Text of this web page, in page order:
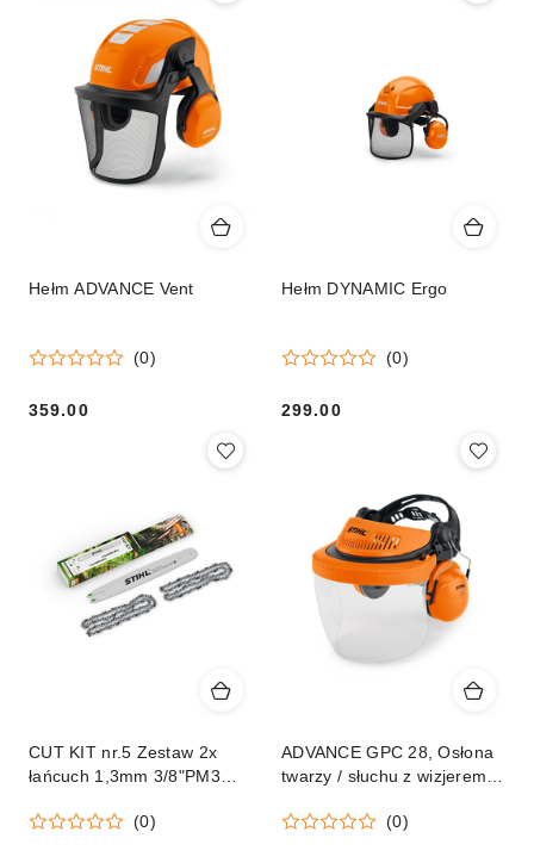
Hełm ADVANCE Vent
(0)
Cena:
359.00
Hełm DYNAMIC Ergo
(0)
Cena:
299.00
CUT KIT nr.5 Zestaw 2x
łańcuch 1,3mm 3/8"PM3
(0)
ADVANCE GPC 28, Osłona
twarzy / słuchu z wizjerem z
(0)